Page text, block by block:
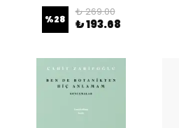
%28
₺ 269.00
₺ 193.68